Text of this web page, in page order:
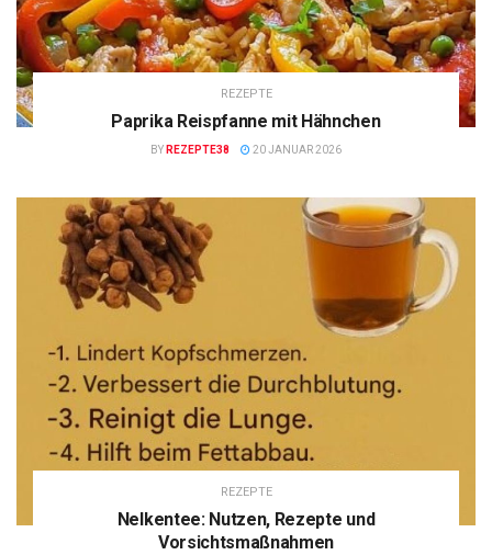
REZEPTE
Paprika Reispfanne mit Hähnchen
BY REZEPTE38 20 JANUAR 2026
REZEPTE
Nelkentee: Nutzen, Rezepte und
Vorsichtsmaßnahmen